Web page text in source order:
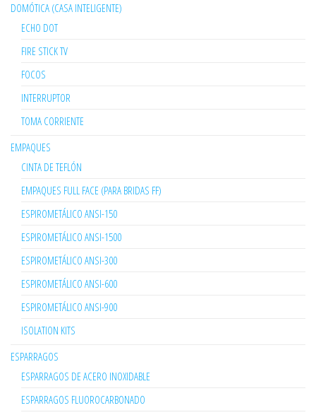
DOMÓTICA (CASA INTELIGENTE)
ECHO DOT
FIRE STICK TV
FOCOS
INTERRUPTOR
TOMA CORRIENTE
EMPAQUES
CINTA DE TEFLÓN
EMPAQUES FULL FACE (PARA BRIDAS FF)
ESPIROMETÁLICO ANSI-150
ESPIROMETÁLICO ANSI-1500
ESPIROMETÁLICO ANSI-300
ESPIROMETÁLICO ANSI-600
ESPIROMETÁLICO ANSI-900
ISOLATION KITS
ESPARRAGOS
ESPARRAGOS DE ACERO INOXIDABLE
ESPARRAGOS FLUOROCARBONADO